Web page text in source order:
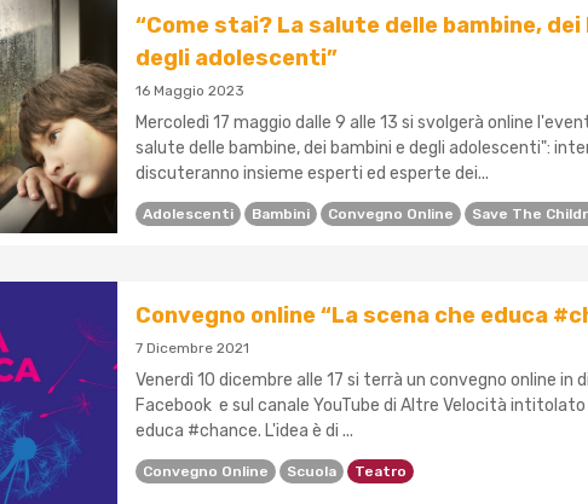
“Come stai? La salute delle bambine, dei
degli adolescenti”
16 Maggio 2023
Mercoledì 17 maggio dalle 9 alle 13 si svolgerà online
salute delle bambine, dei bambini e degli adolescenti":
discuteranno insieme esperti ed esperte dei...
Adolescenti Bambini Convegno Online Save The
Convegno online “La scena che educa
7 Dicembre 2021
Venerdì 10 dicembre alle 17 si terrà un convegno online in
Facebook e sul canale YouTube di Altre Velocità intitolato
educa #chance. L'idea è di ...
Convegno Online Scuola Teatro